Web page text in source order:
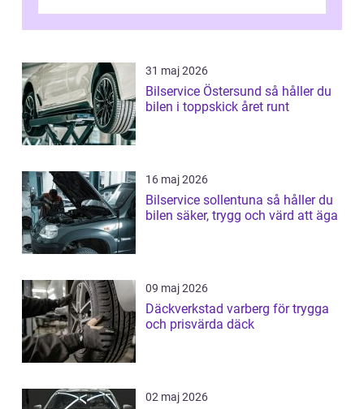
31 maj 2026
Bilservice Östersund så håller du
bilen i toppskick året runt
16 maj 2026
Bilservice sollentuna så håller du
bilen säker, trygg och värd att äga
09 maj 2026
Däckverkstad varberg för trygga
och prisvärda däck
02 maj 2026